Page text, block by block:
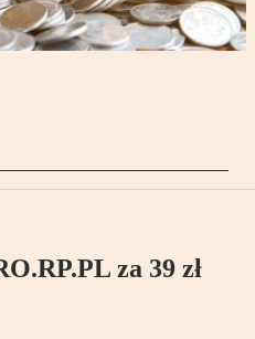
za 39 zł